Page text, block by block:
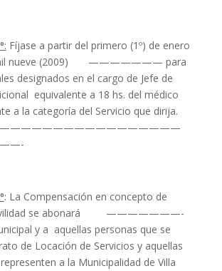
: Fíjase a partir del primero (1º) de enero
mil nueve (2009) ——————— para
designados en el cargo de Jefe de
equivalente a 18 hs. del médico
a la categoría del Servicio que dirija.
: La Compensación en concepto de
se abonará ———————-
y a aquellas personas que se
de Locación de Servicios y aquellas
a la Municipalidad de Villa